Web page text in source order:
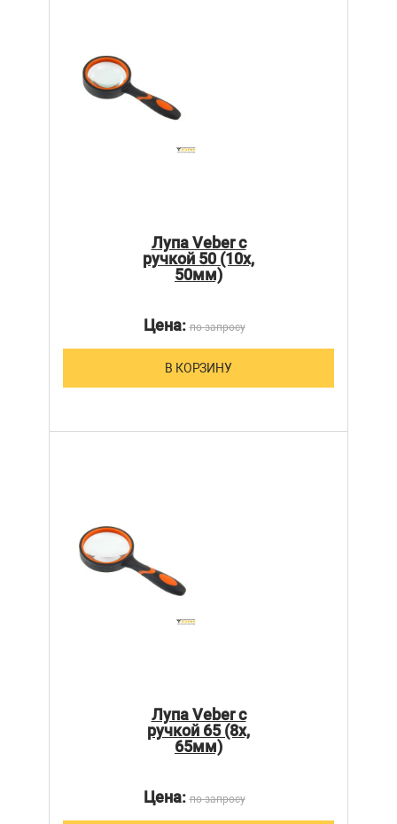
Лупа Veber с
ручкой 50 (10х,
50мм)
Цена:по запросу
В КОРЗИНУ
Лупа Veber с
ручкой 65 (8х,
65мм)
Цена:по запросу